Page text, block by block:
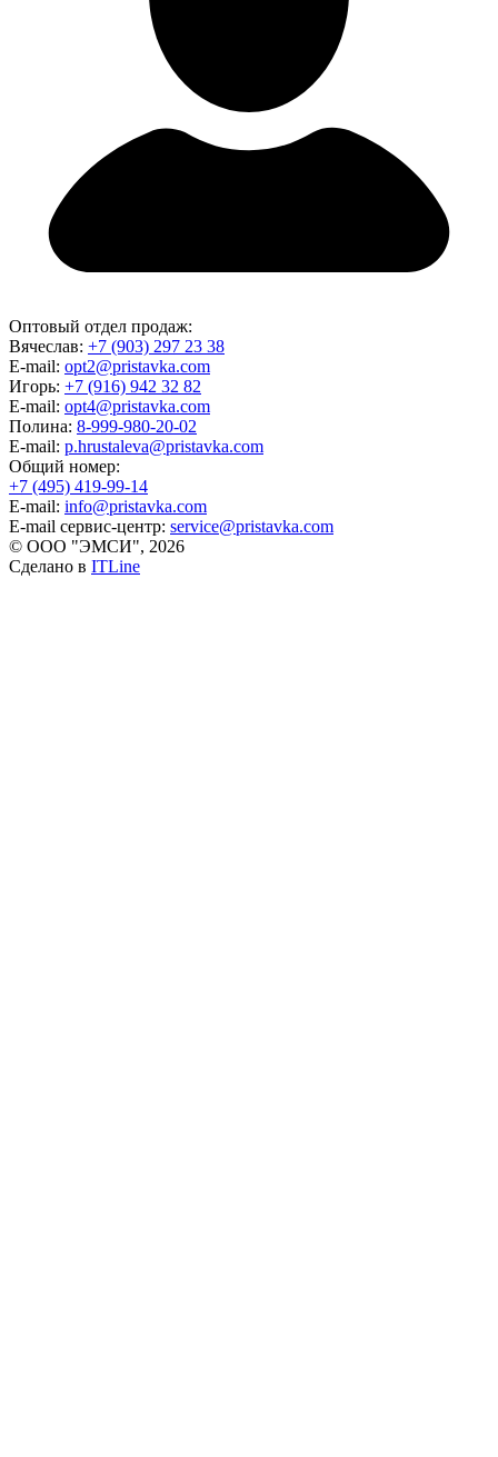
Оптовый отдел продаж:
Вячеслав: +7 (903) 297 23 38
E-mail: opt2@pristavka.com
Игорь: +7 (916) 942 32 82
E-mail: opt4@pristavka.com
Полина: 8-999-980-20-02
E-mail: p.hrustaleva@pristavka.com
Общий номер:
+7 (495) 419-99-14
E-mail: info@pristavka.com
E-mail сервис-центр: service@pristavka.com
© ООО "ЭМСИ", 2026
Сделано в ITLine